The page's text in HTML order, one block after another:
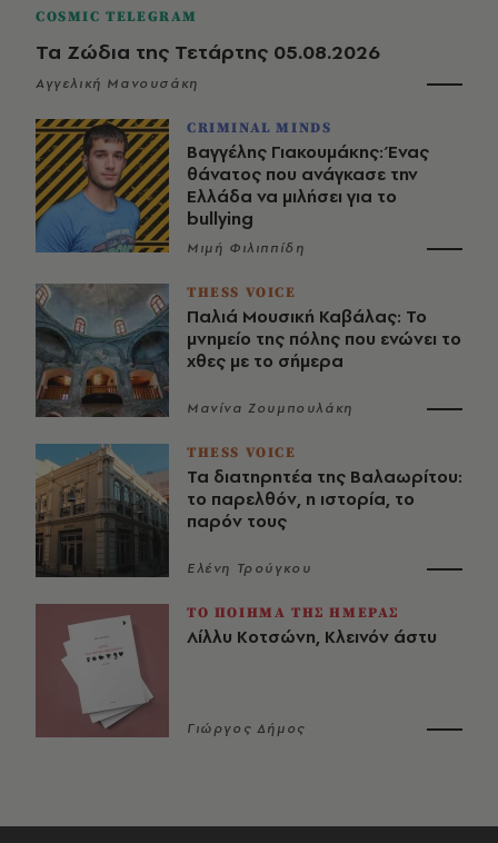
COSMIC TELEGRAM
Τα Ζώδια της Τετάρτης 05.08.2026
Αγγελική Μανουσάκη
CRIMINAL MINDS
Βαγγέλης Γιακουμάκης: Ένας
θάνατος που ανάγκασε την
Ελλάδα να μιλήσει για το
bullying
Μιμή Φιλιππίδη
THESS VOICE
Παλιά Μουσική Καβάλας: Το
μνημείο της πόλης που ενώνει το
χθες με το σήμερα
Μανίνα Ζουμπουλάκη
THESS VOICE
Τα διατηρητέα της Βαλαωρίτου:
το παρελθόν, η ιστορία, το
παρόν τους
Ελένη Τρούγκου
ΤΟ ΠΟΙΗΜΑ ΤΗΣ ΗΜΕΡΑΣ
Λίλλυ Κοτσώνη, Κλεινόν άστυ
Γιώργος Δήμος